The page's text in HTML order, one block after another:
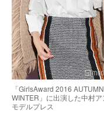
「GirlsAward 2016
WINTER」に出演した中村ア
モデルプレス